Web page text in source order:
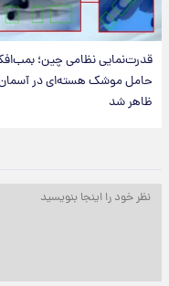
قدرت‌نمایی نظامی چین؛
حامل موشک هسته‌ای در
ظاهر شد